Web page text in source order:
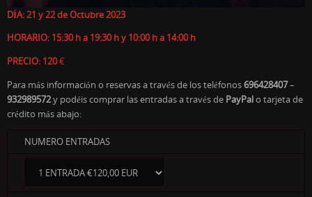
DÍA: 21 y 22 de Octubre 2023
HORARIO: 15:30 h a 19:30 h y 10:00 h a 14:00 h
PRECIO: 120€
Para más información o reservas a través de los teléfonos696428407–
932989572y podéis comprar las entradas a través de PayPalo tarjeta de
crédito más abajo:
NUMERO ENTRADAS